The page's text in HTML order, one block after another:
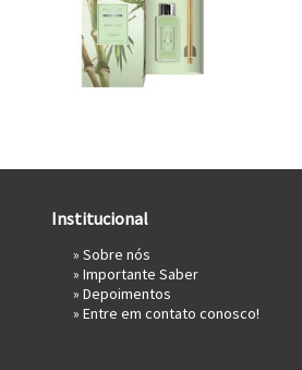
Institucional
» Sobre nós
» Importante Saber
» Depoimentos
» Entre em contato conosco!